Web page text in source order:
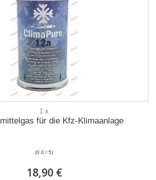
1 x
für die Kfz-Klimaanlage
(0.0 / 5)
18,90 €